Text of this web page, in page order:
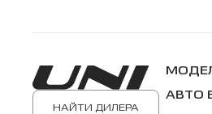
НАЙТИ ДИЛЕРА
АВТО